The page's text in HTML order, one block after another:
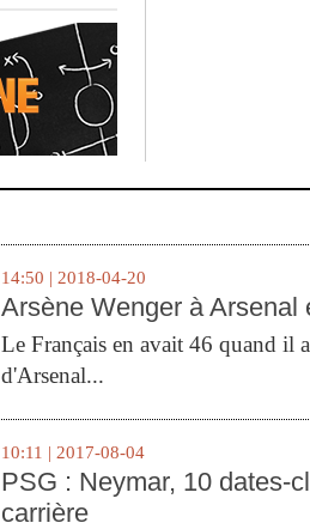
14:50 | 2018-04-20
Arsène Wenger à Arsenal
Le Français en avait 46 quand il
d'Arsenal...
10:11 | 2017-08-04
PSG : Neymar, 10 dates-
carrière